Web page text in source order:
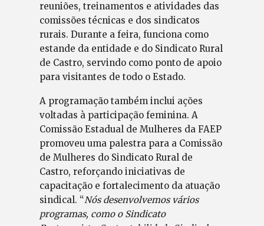
reuniões, treinamentos e atividades das
comissões técnicas e dos sindicatos
rurais. Durante a feira, funciona como
estande da entidade e do Sindicato Rural
de Castro, servindo como ponto de apoio
para visitantes de todo o Estado.
A programação também inclui ações
voltadas à participação feminina. A
Comissão Estadual de Mulheres da FAEP
promoveu uma palestra para a Comissão
de Mulheres do Sindicato Rural de
Castro, reforçando iniciativas de
capacitação e fortalecimento da atuação
sindical. “Nós desenvolvemos vários
programas, como o Sindicato